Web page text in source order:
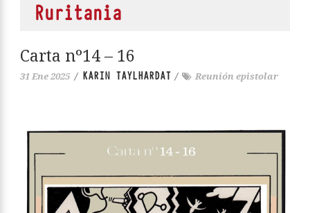
Ruritania
Carta nº14 – 16
31 Ene 2025 / KARIN TAYLHARDAT / Reunión epistolar